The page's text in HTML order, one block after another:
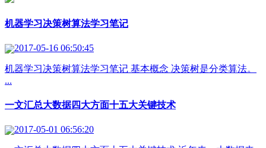
机器学习决策树算法学习笔记
2017-05-16 06:50:45
机器学习决策树算法学习笔记 基本概念 决策树是分类算法。
...
一文汇总大数据四大方面十五大关键技术
2017-05-01 06:56:20